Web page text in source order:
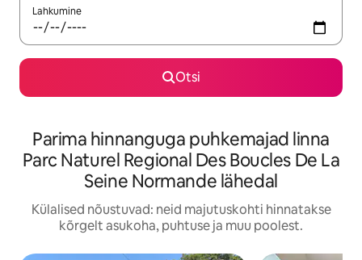
Lahkumine
Otsi
Parima hinnanguga puhkemajad linna
Parc Naturel Regional Des Boucles De La
Seine Normande lähedal
Külalised nõustuvad: neid majutuskohti hinnatakse
kõrgelt asukoha, puhtuse ja muu poolest.